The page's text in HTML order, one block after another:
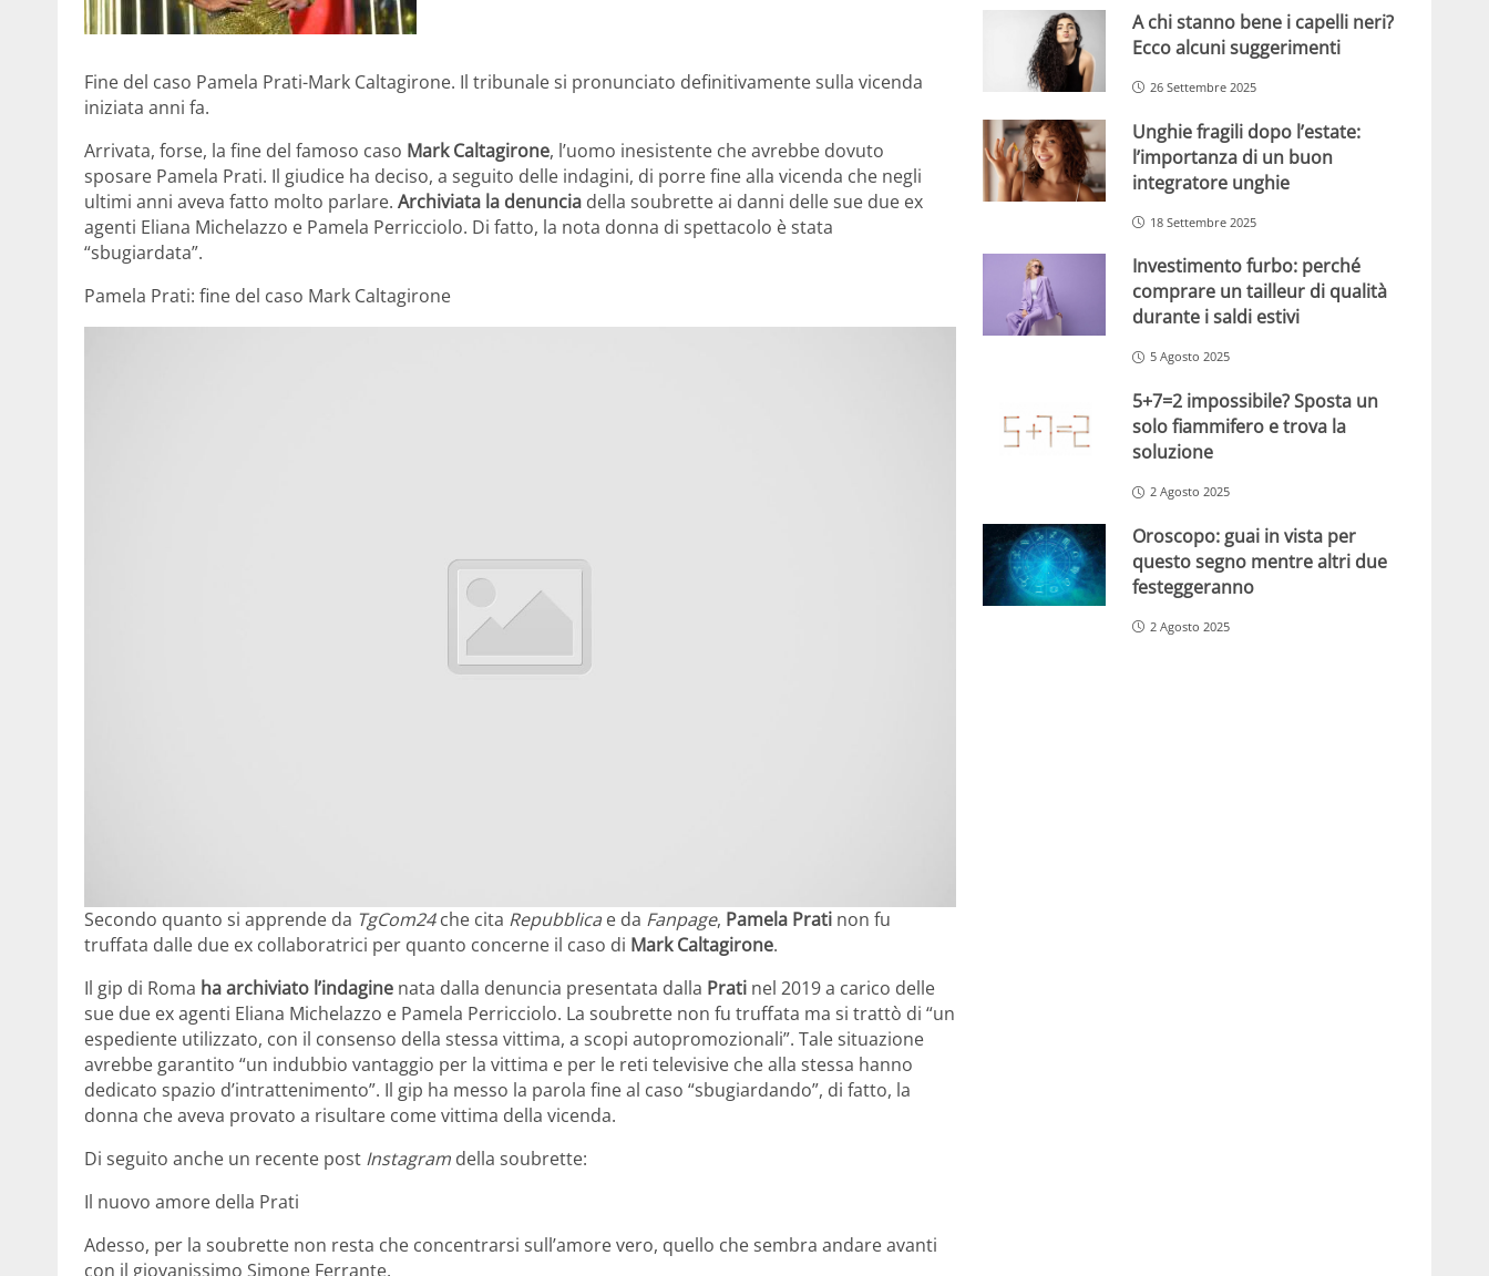
Fine del caso Pamela Prati-Mark Caltagirone. Il tribunale si pronunciato definitivamente sulla vicenda
iniziata anni fa.
Arrivata, forse, la fine del famoso caso Mark Caltagirone, l’uomo inesistente che avrebbe dovuto
sposare Pamela Prati. Il giudice ha deciso, a seguito delle indagini, di porre fine alla vicenda che negli
ultimi anni aveva fatto molto parlare. Archiviata la denuncia della soubrette ai danni delle sue due ex
agenti Eliana Michelazzo e Pamela Perricciolo. Di fatto, la nota donna di spettacolo è stata
“sbugiardata”.
Pamela Prati: fine del caso Mark Caltagirone
Secondo quanto si apprende da TgCom24che cita Repubblica e da Fanpage, Pamela Prati non fu
truffata dalle due ex collaboratrici per quanto concerne il caso di Mark Caltagirone.
Il gip di Roma ha archiviato l’indagine nata dalla denuncia presentata dalla Prati nel 2019 a carico delle
sue due ex agenti Eliana Michelazzo e Pamela Perricciolo. La soubrette non fu truffata ma si trattò di “un
espediente utilizzato, con il consenso della stessa vittima, a scopi autopromozionali”. Tale situazione
avrebbe garantito “un indubbio vantaggio per la vittima e per le reti televisive che alla stessa hanno
dedicato spazio d’intrattenimento”. Il gip ha messo la parola fine al caso “sbugiardando”, di fatto, la
donna che aveva provato a risultare come vittima della vicenda.
Di seguito anche un recente post Instagram della soubrette:
Il nuovo amore della Prati
Adesso, per la soubrette non resta che concentrarsi sull’amore vero, quello che sembra andare avanti
con il giovanissimo Simone Ferrante.
A chi stanno bene i capelli neri?
Ecco alcuni suggerimenti
26 Settembre 2025
Unghie fragili dopo l’estate:
l’importanza di un buon
integratore unghie
18 Settembre 2025
Investimento furbo: perché
comprare un tailleur di qualità
durante i saldi estivi
5 Agosto 2025
5+7=2 impossibile? Sposta un
solo fiammifero e trova la
soluzione
2 Agosto 2025
Oroscopo: guai in vista per
questo segno mentre altri due
festeggeranno
2 Agosto 2025